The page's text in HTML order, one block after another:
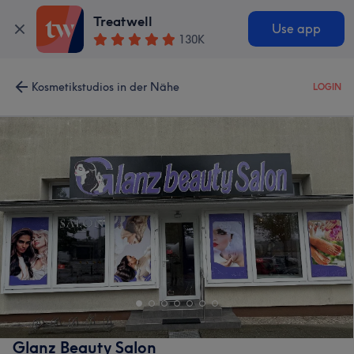
Treatwell
130K
Use app
Kosmetikstudios in der Nähe LOGIN
Glanz Beauty Salon